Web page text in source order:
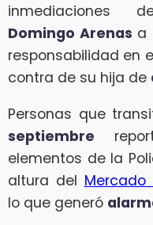
inmediaciones
Domingo Arenas a
responsabilidad en
contra de su hija de
Personas que
septiembre
elementos de la
altura del Mercado
lo que generó